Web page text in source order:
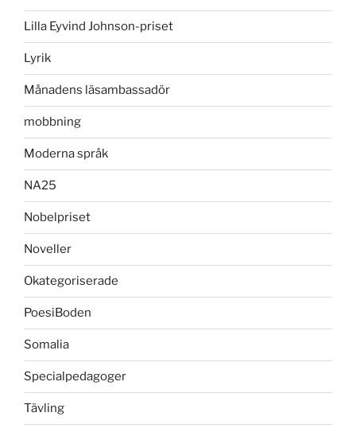
Lilla Eyvind Johnson-priset
Lyrik
Månadens läsambassadör
mobbning
Moderna språk
NA25
Nobelpriset
Noveller
Okategoriserade
PoesiBoden
Somalia
Specialpedagoger
Tävling